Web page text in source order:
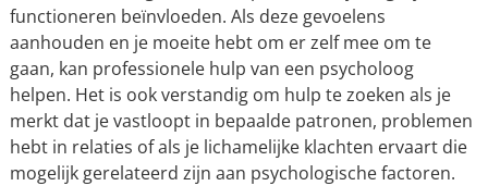
functioneren beïnvloeden. Als deze gevoelens
aanhouden en je moeite hebt om er zelf mee om te
gaan, kan professionele hulp van een psycholoog
helpen. Het is ook verstandig om hulp te zoeken als je
merkt dat je vastloopt in bepaalde patronen, problemen
hebt in relaties of als je lichamelijke klachten ervaart die
mogelijk gerelateerd zijn aan psychologische factoren.